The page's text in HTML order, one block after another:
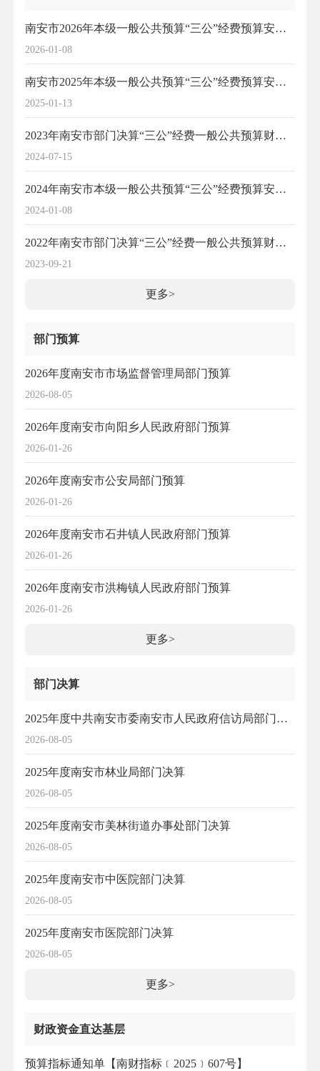
2026-01-08
南安市2026年本级一般公共预算“三公”经费预算安排情况
2025-01-13
南安市2025年本级一般公共预算“三公”经费预算安排情况
2024-07-15
2023年南安市部门决算“三公”经费一般公共预算财政拨款支出情况说明
2024-01-08
2024年南安市本级一般公共预算“三公”经费预算安排情况
2023-09-21
2022年南安市部门决算“三公”经费一般公共预算财政拨款支出情况说明
更多>
部门预算
2026-08-05
2026年度南安市市场监督管理局部门预算
2026-01-26
2026年度南安市向阳乡人民政府部门预算
2026-01-26
2026年度南安市公安局部门预算
2026-01-26
2026年度南安市石井镇人民政府部门预算
2026-01-26
2026年度南安市洪梅镇人民政府部门预算
更多>
部门决算
2026-08-05
2025年度中共南安市委南安市人民政府信访局部门决算
2026-08-05
2025年度南安市林业局部门决算
2026-08-05
2025年度南安市美林街道办事处部门决算
2026-08-05
2025年度南安市中医院部门决算
2026-08-05
2025年度南安市医院部门决算
更多>
财政资金直达基层
预算指标通知单【南财指标﹝2025﹞607号】